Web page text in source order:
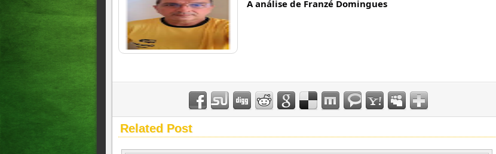
A análise de Franzé Domingues
Related Post